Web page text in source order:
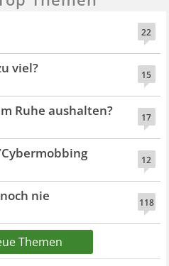
22
15
viel?
17
Ruhe aushalten?
12
118
nie
Themen